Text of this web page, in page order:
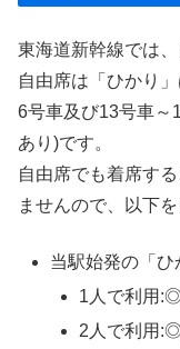
東海道新幹線では
自由席は「ひかり
6号車及び13号車～
あり)です。
自由席でも着席す
ませんので、以下
当駅始発の「
1人で利用
2人で利用